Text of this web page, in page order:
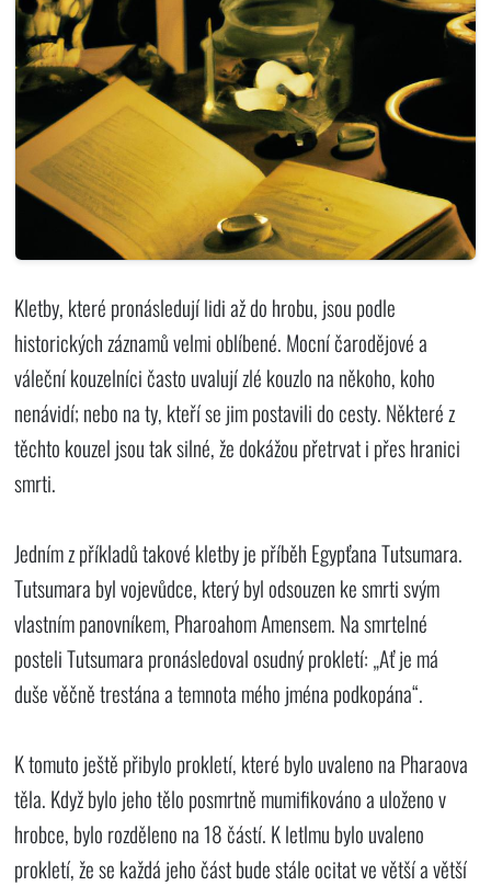
Kletby, které pronásledují lidi až do hrobu, jsou podle
historických záznamů velmi oblíbené. Mocní čarodějové a
váleční kouzelníci často uvalují zlé kouzlo na někoho, koho
nenávidí; nebo na ty, kteří se jim postavili do cesty. Některé z
těchto kouzel jsou tak silné, že dokážou přetrvat i přes hranici
smrti.
Jedním z příkladů takové kletby je příběh Egypťana Tutsumara.
Tutsumara byl vojevůdce, který byl odsouzen ke smrti svým
vlastním panovníkem, Pharoahom Amensem. Na smrtelné
posteli Tutsumara pronásledoval osudný prokletí: „Ať je má
duše věčně trestána a temnota mého jména podkopána“.
K tomuto ještě přibylo prokletí, které bylo uvaleno na Pharaova
těla. Když bylo jeho tělo posmrtně mumifikováno a uloženo v
hrobce, bylo rozděleno na 18 částí. K letlmu bylo uvaleno
prokletí, že se každá jeho část bude stále ocitat ve větší a větší